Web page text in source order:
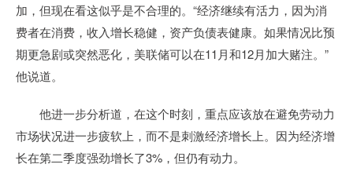
加，但现在看这似乎是不合理的。“经济继续有活力，因为消
费者在消费，收入增长稳健，资产负债表健康。如果情况比预
期更急剧或突然恶化，美联储可以在11月和12月加大赌注。”
他说道。
他进一步分析道，在这个时刻，重点应该放在避免劳动力
市场状况进一步疲软上，而不是刺激经济增长上。因为经济增
长在第二季度强劲增长了3%，但仍有动力。